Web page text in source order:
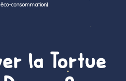
consommation)
la Tortue